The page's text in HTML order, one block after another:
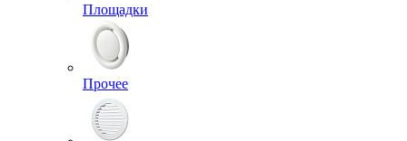
Площадки
Прочее